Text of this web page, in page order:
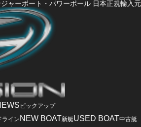
ャーボート・パワーポール 日本正規輸入元
ピックアップ
ライン NEW BOAT新艇USED BOAT中古艇